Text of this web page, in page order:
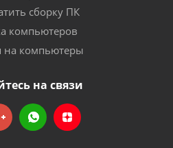
сборку ПК
компьютеров
на компьютеры
на связи